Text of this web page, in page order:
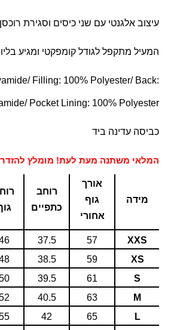
עיצוב אלגנטי עם שני כיסים וסגירת
המעיל מתקפל לגודל קומפקטי ומגיע
Filling: 100% Polyester/ Back:
Pocket Lining: 100% Polyester
כביסה עדינה ביד
המלאי משתנה מעת לעת! מומלץ
מידה
אורך
גוף
אחורי
רוחב
כתפיים
XXS
57
37.5
XS
59
38.5
S
61
39.5
M
63
40.5
L
65
42